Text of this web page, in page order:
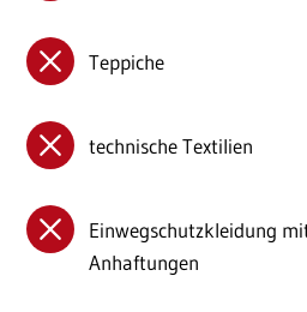
Teppiche
technische Textilien
Einwegschutzkleidung
Anhaftungen